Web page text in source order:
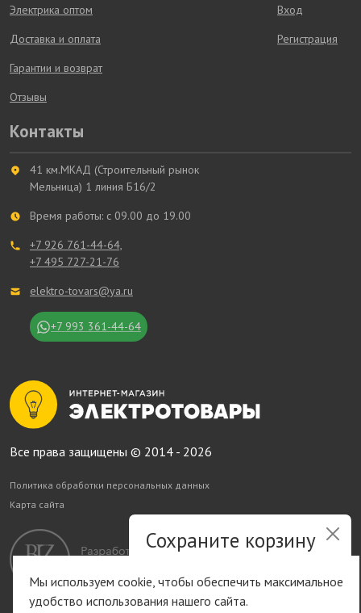
Все права защищены © 2014 - 2026
Политика обработки персональных данных
Карта сайта
Контакты
41 км.МКАД (Строительный рынок
Мельница) 1 линия Б16/2
Время работы: с 09.00 до 19.00
+7 926 761-44-64,
+7 495 727-21-76
elektro-tovars@ya.ru
+7 993 361-44-64
Электрика оптом
Доставка и оплата
Гарантии и возврат
Отзывы
Вход
Регистрация
Сохраните корзину
Быстрая авторизация на сайте
Мы используем cookie, чтобы обеспечить максимальное
удобство использования нашего сайта.